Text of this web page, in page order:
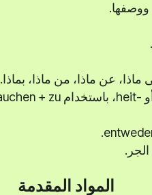
ماذا، عن ماذا، من ماذا، بماذا.
المواد المقدمة